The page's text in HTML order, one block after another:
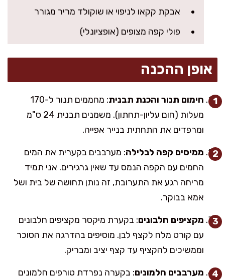
אבקת קקאו לניפוי או שוקולד מריר מגורר
פולי קפה מצופים (אופציונלי)
אופן ההכנה
חימום תנור והכנת תבנית
: מחממים תנור ל-170
מעלות (חום עליון-תחתון). משמנים תבנית 24 ס"מ
ומרפדים את התחתית בנייר אפייה.
ממיסים קפה לבלילה: מערבבים בקערית את המים
החמים עם הקפה הנמס עד שאין גרגירים. אני תמיד
מריחה רגע את התערובת, זה נותן תחושה של בית ושל
אמא בבוקר.
מקציפים חלבונים: בקערת מיקסר מקציפים חלבונים
עם קורט מלח לקצף לבן. מוסיפים בהדרגה את הסוכר
וממשיכים להקציף עד קצף יציב ומבריק.
מערבבים חלמונים: בקערה נפרדת טורפים חלמונים